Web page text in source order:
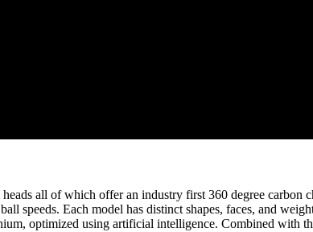
all of which offer an industry first 360 degree carbon
speeds. Each model has distinct shapes, faces, and
optimized using artificial intelligence. Combined with